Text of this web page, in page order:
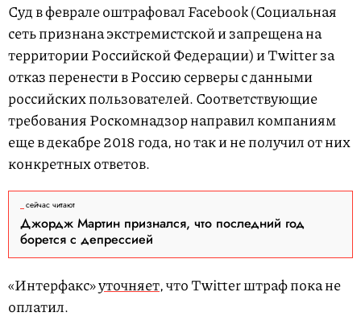
Суд в феврале оштрафовал Facebook (Социальная
сеть признана экстремистской и запрещена на
территории Российской Федерации) и Twitter за
отказ перенести в Россию серверы с данными
российских пользователей. Соответствующие
требования Роскомнадзор направил компаниям
еще в декабре 2018 года, но так и не получил от них
конкретных ответов.
сейчас читают
Джордж Мартин признался, что последний год
борется с депрессией
«Интерфакс»уточняет, что Twitter штраф пока не
оплатил.